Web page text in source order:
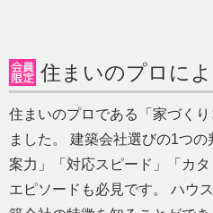
住まいのプロに
住まいのプロである「家づく
ました。 建築会社選びの1つ
案力」「対応スピード」「カ
エピソードも必見です。 ハウ